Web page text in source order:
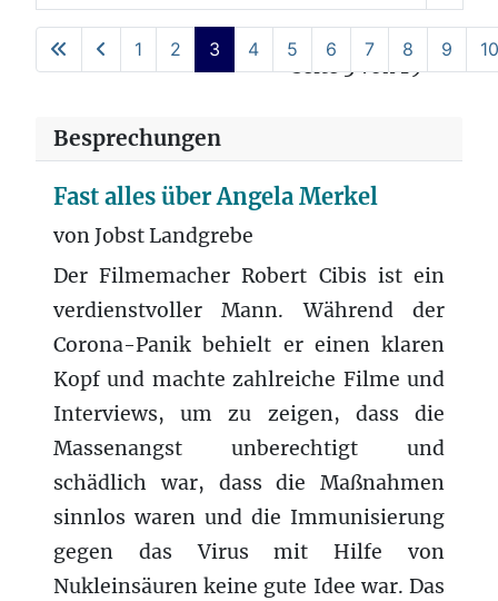
Kontakte,
Seite 3 von 19
1 2 3 4 5 6 7 8 9 10
Besprechungen
Fast alles über Angela Merkel
von Jobst Landgrebe
Der Filmemacher Robert Cibis ist ein
verdienstvoller Mann. Während der
Corona-Panik behielt er einen klaren
Kopf und machte zahlreiche Filme und
Interviews, um zu zeigen, dass die
Massenangst unberechtigt und
schädlich war, dass die Maßnahmen
sinnlos waren und die Immunisierung
gegen das Virus mit Hilfe von
Nukleinsäuren keine gute Idee war. Das